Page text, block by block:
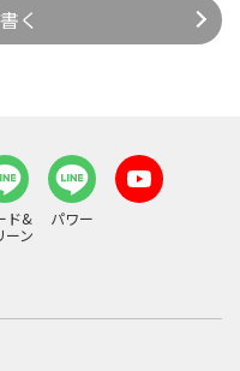
く
ド&
ーン
パワー